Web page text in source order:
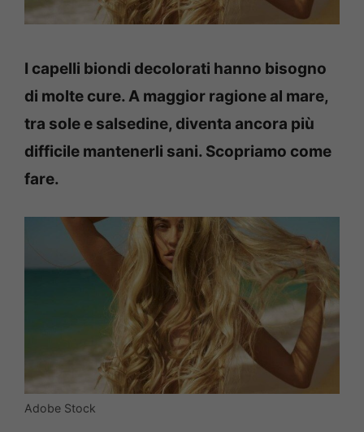
I capelli biondi decolorati hanno bisogno
di molte cure. A maggior ragione al mare,
tra sole e salsedine, diventa ancora più
difficile mantenerli sani. Scopriamo come
fare.
Adobe Stock